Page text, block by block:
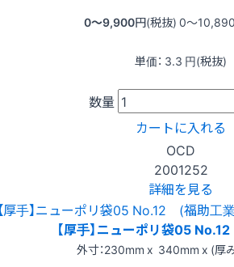
0〜9,900円(税抜) 0〜10,890
単価： 3.3 円(税抜)
数量
カートに入れる
OCD
2001252
詳細を見る
【厚手】ニューポリ袋05
外寸：230mm x 340mm x (厚